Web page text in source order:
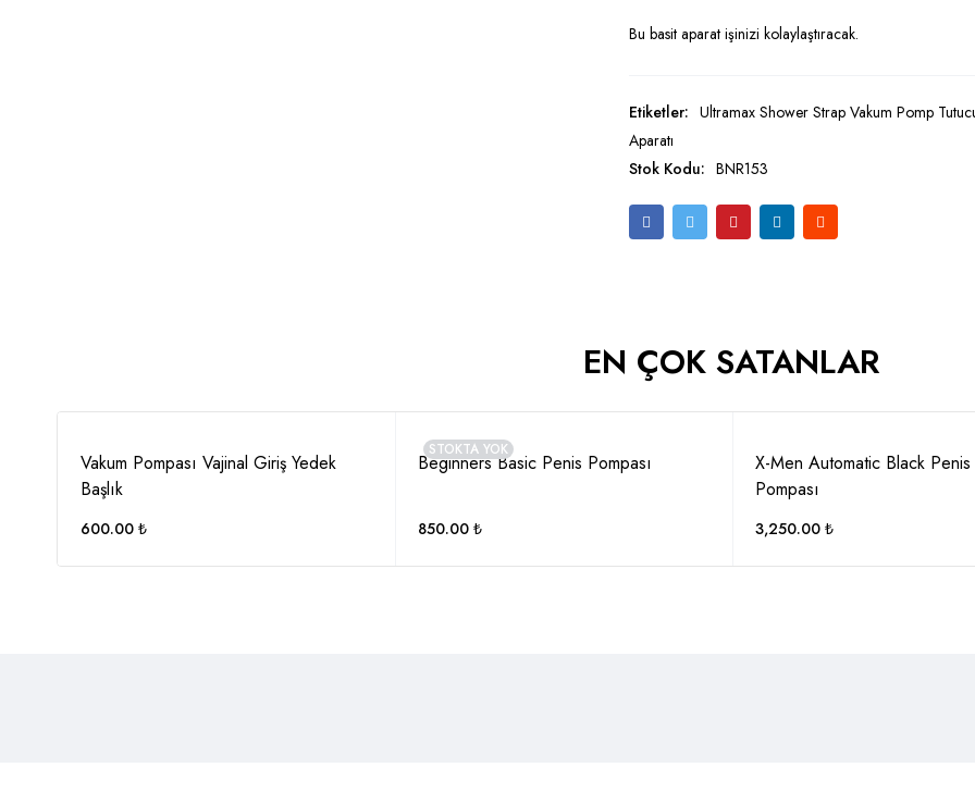
Bu basit aparat işinizi kolaylaştıracak.
Etiketler: Ultramax Shower Strap Vakum Pomp
Aparatı
Stok Kodu: BNR153
EN ÇOK SATANLAR
Vakum Pompası Vajinal Giriş Yedek
Başlık
600.00 ₺
STOKTA YOK
Beginners Basic Penis Pompası
850.00 ₺
X-Men Automatic Black Penis
Pompası
3,250.00 ₺